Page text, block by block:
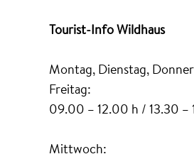
Tourist-Info Wildhaus
Montag, Dienstag,
Freitag:
09.00 – 12.00 h / 13.30 –
Mittwoch: